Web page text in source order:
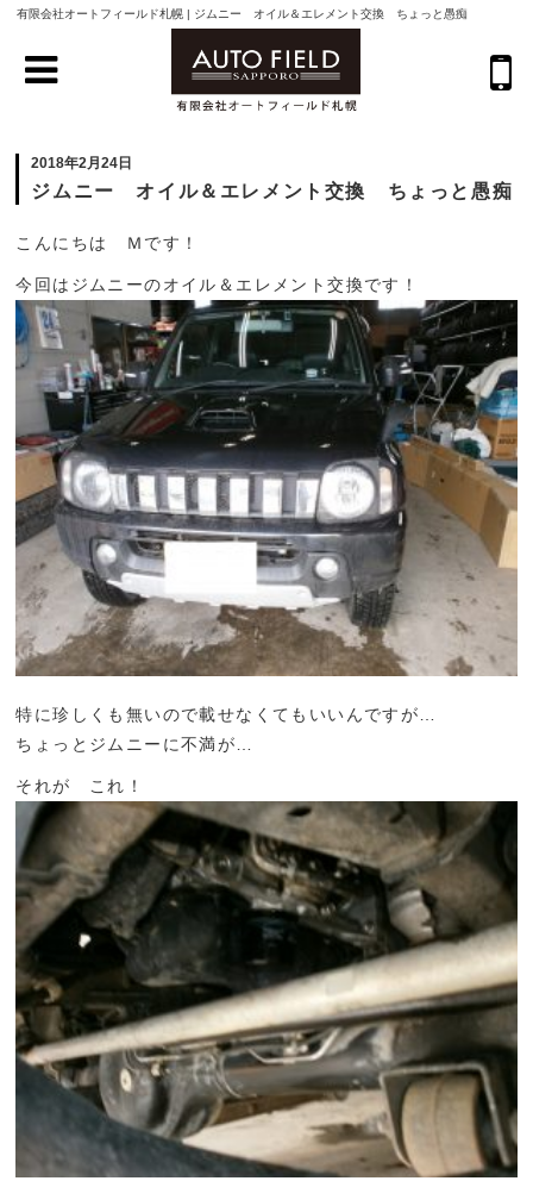
有限会社オートフィールド札幌 | ジムニー オイル＆エレメント交換 ちょっと愚痴
2018年2月24日
ジムニー オイル＆エレメント交換 ちょっと愚痴
こんにちは Ｍです！
今回はジムニーのオイル＆エレメント交換です！
特に珍しくも無いので載せなくてもいいんですが…
ちょっとジムニーに不満が…
それが これ！